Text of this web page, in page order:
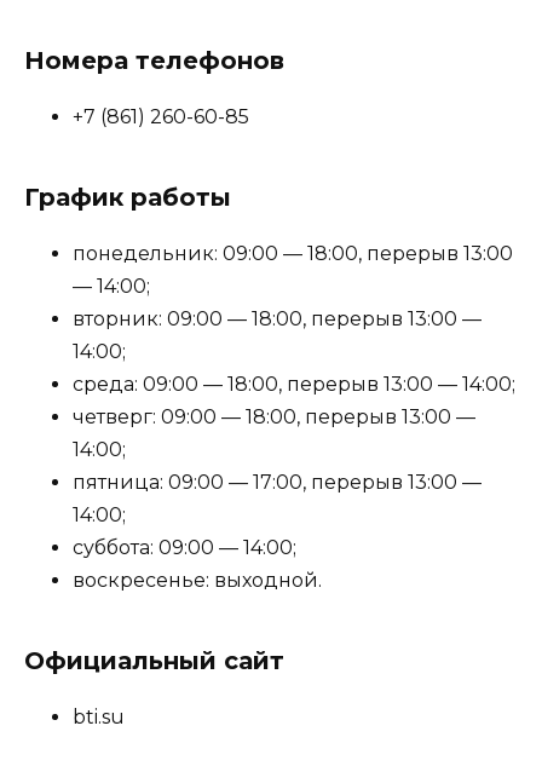
Номера телефонов
+7 (861) 260-60-85
График работы
понедельник: 09:00 — 18:00, перерыв 13:00
— 14:00;
вторник: 09:00 — 18:00, перерыв 13:00 —
14:00;
среда: 09:00 — 18:00, перерыв 13:00 — 14:00;
четверг: 09:00 — 18:00, перерыв 13:00 —
14:00;
пятница: 09:00 — 17:00, перерыв 13:00 —
14:00;
суббота: 09:00 — 14:00;
воскресенье: выходной.
Официальный сайт
bti.su